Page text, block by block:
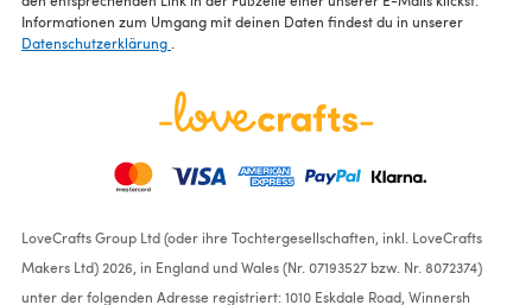
Informationen zum Umgang mit deinen Daten findest du in unserer
Datenschutzerklärung
LoveCrafts Group Ltd (oder ihre Tochtergesellschaften, inkl. LoveCrafts
Makers Ltd) 2026, in England und Wales (Nr. 07193527 bzw. Nr. 8072374)
unter der folgenden Adresse registriert: 1010 Eskdale Road, Winnersh